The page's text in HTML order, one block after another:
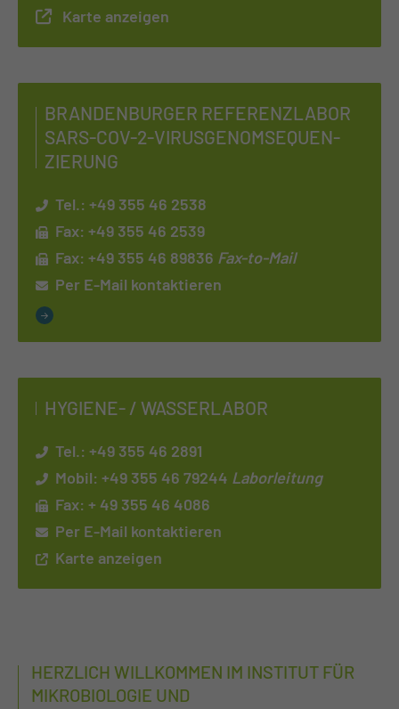
Karte anzeigen
BRAN­DEN­BUR­GER RE­FE­RENZ­LA­BOR
SARS-COV-2-VI­RUS­GE­NOM­SE­QUEN­
ZIE­RUNG
Tel.: +49 355 46 2538
Fax: +49 355 46 2539
Fax: +49 355 46 89836 Fax-to-Mail
Per E-Mail kontaktieren
HY­GIE­NE- / WAS­SER­LA­BOR
Tel.: +49 355 46 2891
Mobil: +49 355 46 79244 Laborleitung
Fax: + 49 355 46 4086
Per E-Mail kontaktieren
Karte anzeigen
HERZLICH WILLKOMMEN IM INSTITUT FÜR
MIKROBIOLOGIE UND